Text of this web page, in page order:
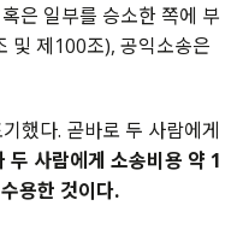
은 일부를 승소한 쪽에 부
및 제100조), 공익소송은
했다. 곧바로 두 사람에게
두 사람에게 소송비용 약 1
용한 것이다.